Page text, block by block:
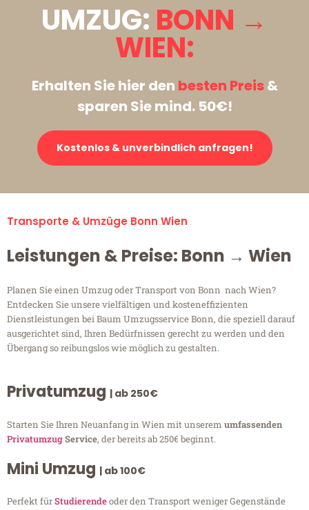
UMZUG: BONN →
WIEN:
Erhalten Sie hier den besten Preis&
sparen Sie mind. 50€!
Kostenlos & unverbindlich anfragen!
Transporte & Umzüge Bonn Wien
Leistungen & Preise: Bonn → Wien
Planen Sie einen Umzug oder Transport von Bonn nach Wien?
Entdecken Sie unsere vielfältigen und kosteneffizienten
Dienstleistungen bei Baum Umzugsservice Bonn, die speziell darauf
ausgerichtet sind, Ihren Bedürfnissen gerecht zu werden und den
Übergang so reibungslos wie möglich zu gestalten.
Privatumzug | ab 250€
Starten Sie Ihren Neuanfang in Wien mit unserem umfassenden
PrivatumzugService, der bereits ab 250€ beginnt.
Mini Umzug | ab 100€
Perfekt fürStudierendeoder den Transport weniger Gegenstände